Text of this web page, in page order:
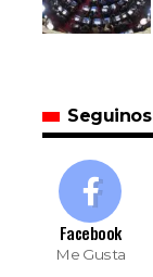
Seguinos
Facebook
Me Gusta